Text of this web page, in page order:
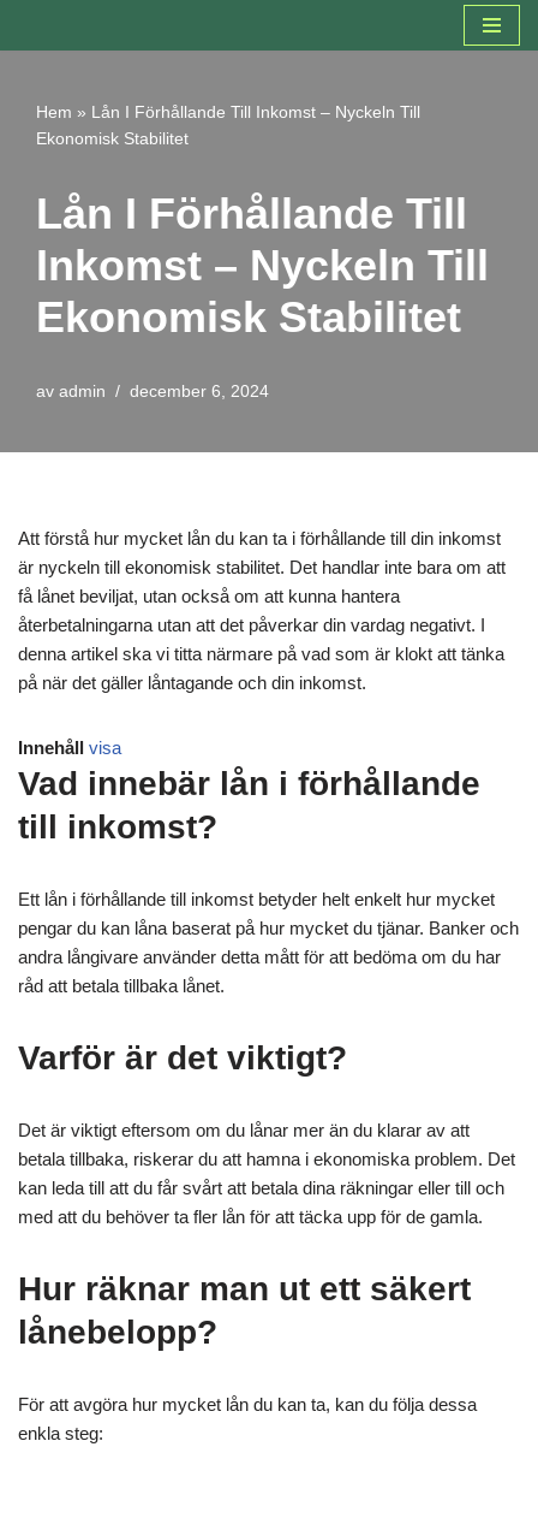
innehåll
Hem » Lån I Förhållande Till Inkomst – Nyckeln Till
Ekonomisk Stabilitet
Lån I Förhållande Till
Inkomst – Nyckeln Till
Ekonomisk Stabilitet
av admin december 6, 2024
Att förstå hur mycket lån du kan ta i förhållande till din inkomst
är nyckeln till ekonomisk stabilitet. Det handlar inte bara om att
få lånet beviljat, utan också om att kunna hantera
återbetalningarna utan att det påverkar din vardag negativt. I
denna artikel ska vi titta närmare på vad som är klokt att tänka
på när det gäller låntagande och din inkomst.
Innehåll visa
Vad innebär lån i förhållande
till inkomst?
Ett lån i förhållande till inkomst betyder helt enkelt hur mycket
pengar du kan låna baserat på hur mycket du tjänar. Banker och
andra långivare använder detta mått för att bedöma om du har
råd att betala tillbaka lånet.
Varför är det viktigt?
Det är viktigt eftersom om du lånar mer än du klarar av att
betala tillbaka, riskerar du att hamna i ekonomiska problem. Det
kan leda till att du får svårt att betala dina räkningar eller till och
med att du behöver ta fler lån för att täcka upp för de gamla.
Hur räknar man ut ett säkert
lånebelopp?
För att avgöra hur mycket lån du kan ta, kan du följa dessa
enkla steg: